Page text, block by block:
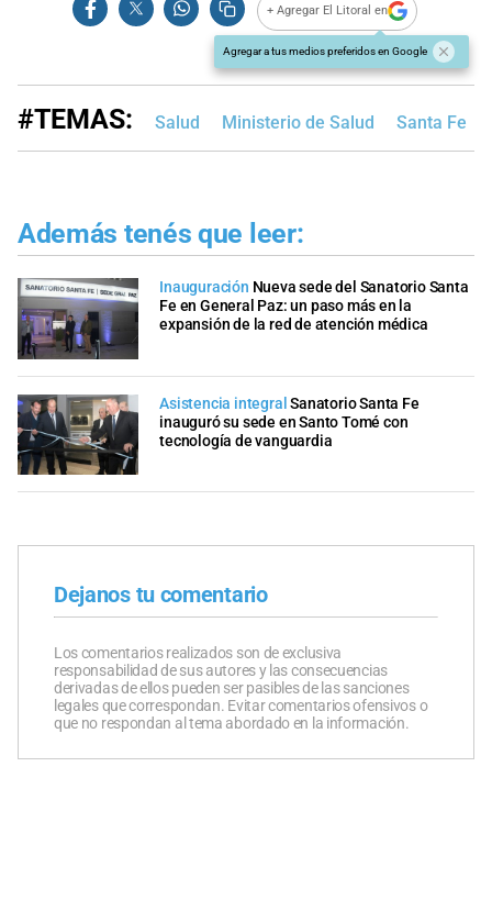
+ Agregar El Litoral en
Agregar a tus medios preferidos en Google
#TEMAS: Salud Ministerio de Salud Santa Fe
Además tenés que leer:
Inauguración Nueva sede del Sanatorio Santa
Fe en General Paz: un paso más en la
expansión de la red de atención médica
Asistencia integral Sanatorio Santa Fe
inauguró su sede en Santo Tomé con
tecnología de vanguardia
Dejanos tu comentario
Los comentarios realizados son de exclusiva
responsabilidad de sus autores y las consecuencias
derivadas de ellos pueden ser pasibles de las sanciones
legales que correspondan. Evitar comentarios ofensivos o
que no respondan al tema abordado en la información.